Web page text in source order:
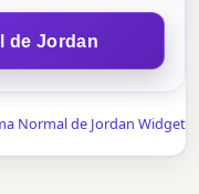
de Jordan
Normal de Jordan Widget